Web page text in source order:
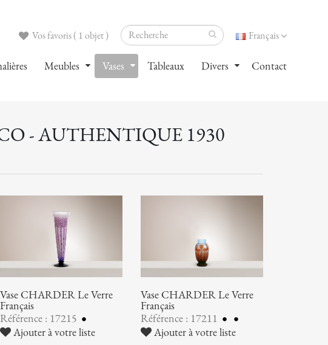
Français
Vos favoris ( 1 objet )
Meubles Vases Tableaux Divers Contact
- AUTHENTIQUE 1930
Vase CHARDER Le Verre
Français
Référence : 17215
Ajouter à votre liste
Vase CHARDER Le Verre
Français
Référence : 17211
Ajouter à votre liste